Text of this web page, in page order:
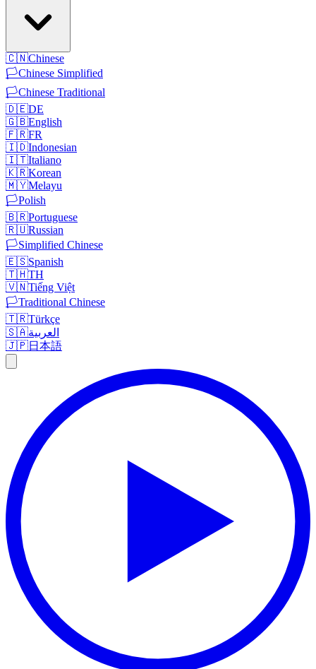
🇨🇳Chinese
🏳️Chinese Simplified
🏳️Chinese Traditional
🇩🇪DE
🇬🇧English
🇫🇷FR
🇮🇩Indonesian
🇮🇹Italiano
🇰🇷Korean
🇲🇾Melayu
🏳️Polish
🇧🇷Portuguese
🇷🇺Russian
🏳️Simplified Chinese
🇪🇸Spanish
🇹🇭TH
🇻🇳Tiếng Việt
🏳️Traditional Chinese
🇹🇷Türkçe
🇸🇦العربية
🇯🇵日本語